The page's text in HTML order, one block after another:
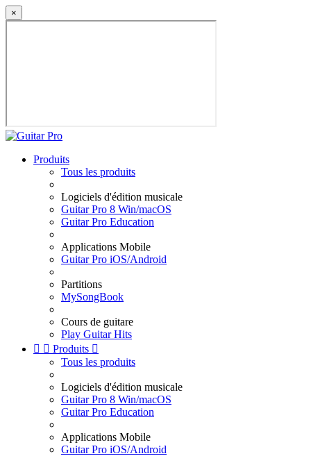
×
Produits
Tous les produits
Logiciels d'édition musicale
Guitar Pro 8 Win/macOS
Guitar Pro Education
Applications Mobile
Guitar Pro iOS/Android
Partitions
MySongBook
Cours de guitare
Play Guitar Hits
  Produits 
Tous les produits
Logiciels d'édition musicale
Guitar Pro 8 Win/macOS
Guitar Pro Education
Applications Mobile
Guitar Pro iOS/Android